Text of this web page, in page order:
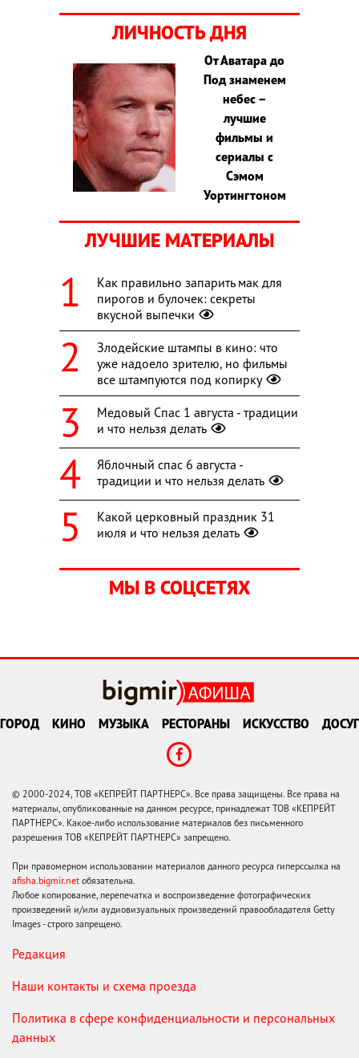
ЛИЧНОСТЬ ДНЯ
От Аватара до
Под знаменем
небес –
лучшие
фильмы и
сериалы с
Сэмом
Уортингтоном
ЛУЧШИЕ МАТЕРИАЛЫ
Как правильно запарить мак для
пирогов и булочек: секреты
вкусной выпечки
Злодейские штампы в кино: что
уже надоело зрителю, но фильмы
все штампуются под копирку
Медовый Спас 1 августа - традиции
и что нельзя делать
Яблочный спас 6 августа -
традиции и что нельзя делать
Какой церковный праздник 31
июля и что нельзя делать
МЫ В СОЦСЕТЯХ
ГОРОД КИНО МУЗЫКА РЕСТОРАНЫ ИСКУССТВО ДОСУГ
© 2000-2024, ТОВ «КЕПРЕЙТ ПАРТНЕРС». Все права защищены. Все права на
материалы, опубликованные на данном ресурсе, принадлежат ТОВ «КЕПРЕЙТ
ПАРТНЕРС». Какое-либо использование материалов без письменного
разрешения ТОВ «КЕПРЕЙТ ПАРТНЕРС» запрещено.
При правомерном использовании материалов данного ресурса гиперссылка на
afisha.bigmir.net обязательна.
Любое копирование, перепечатка и воспроизведение фотографических
произведений и/или аудиовизуальных произведений правообладателя Getty
Images - строго запрещено.
Редакция
Наши контакты и схема проезда
Политика в сфере конфиденциальности и персональных
данных